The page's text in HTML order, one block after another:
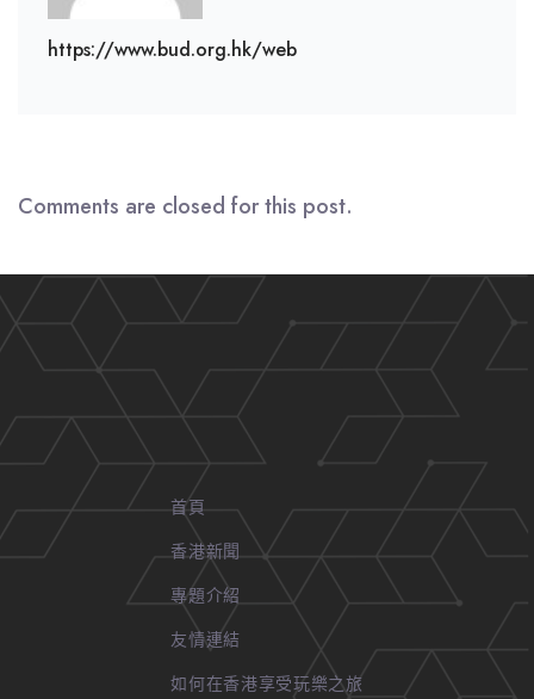
https://www.bud.org.hk/web
Comments are closed for this post.
首頁
香港新聞
專題介紹
友情連結
如何在香港享受玩樂之旅